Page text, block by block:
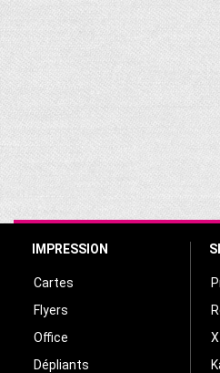
IMPRESSION
Cartes
Flyers
Office
Dépliants